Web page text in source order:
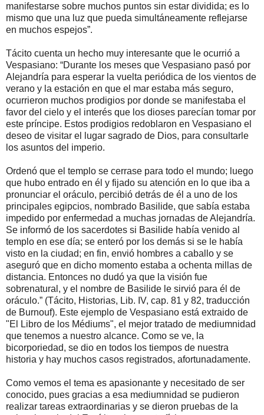
manifestarse sobre muchos puntos sin estar dividida; es lo
mismo que una luz que pueda simultáneamente reflejarse
en muchos espejos”.
Tácito cuenta un hecho muy interesante que le ocurrió a
Vespasiano: “Durante los meses que Vespasiano pasó por
Alejandría para esperar la vuelta periódica de los vientos de
verano y la estación en que el mar estaba más seguro,
ocurrieron muchos prodigios por donde se manifestaba el
favor del cielo y el interés que los dioses parecían tomar por
este príncipe. Estos prodigios redoblaron en Vespasiano el
deseo de visitar el lugar sagrado de Dios, para consultarle
los asuntos del imperio.
Ordenó que el templo se cerrase para todo el mundo; luego
que hubo entrado en él y fijado su atención en lo que iba a
pronunciar el oráculo, percibió detrás de él a uno de los
principales egipcios, nombrado Basilide, que sabía estaba
impedido por enfermedad a muchas jornadas de Alejandría.
Se informó de los sacerdotes si Basilide había venido al
templo en ese día; se enteró por los demás si se le había
visto en la ciudad; en fin, envió hombres a caballo y se
aseguró que en dicho momento estaba a ochenta millas de
distancia. Entonces no dudó ya que la visión fue
sobrenatural, y el nombre de Basilide le sirvió para él de
oráculo.” (Tácito, Historias, Lib. IV, cap. 81 y 82, traducción
de Burnouf). Este ejemplo de Vespasiano está extraido de
"El Libro de los Médiums", el mejor tratado de mediumnidad
que tenemos a nuestro alcance. Como se ve, la
bicorporiedad, se dio en todos los tiempos de nuestra
historia y hay muchos casos registrados, afortunadamente.
Como vemos el tema es apasionante y necesitado de ser
conocido, pues gracias a esa mediumnidad se pudieron
realizar tareas extraordinarias y se dieron pruebas de la